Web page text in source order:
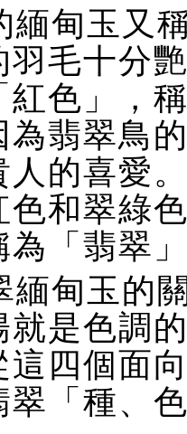
緬甸玉又
羽毛十分
紅色」，
為翡翠鳥
人的喜愛
色和翠綠
「翡翠」
緬甸玉的
就是色調
這四個面
翠「種、